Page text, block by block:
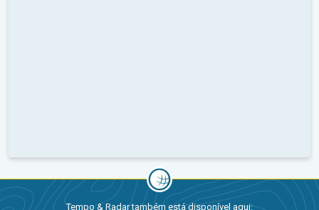
Tempo & Radar também está disponível aqui: